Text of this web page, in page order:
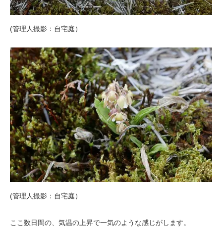
(管理人撮影：自宅庭）
(管理人撮影：自宅庭）
ここ数日間の、気温の上昇で一気のような感じがします。